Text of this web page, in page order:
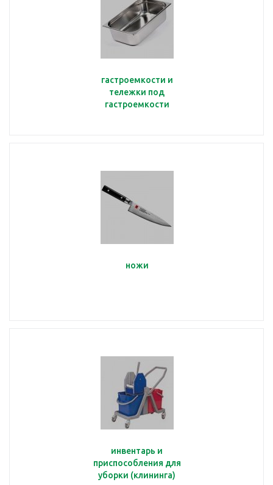
гастроемкости и
тележки под
гастроемкости
ножи
инвентарь и
приспособления для
уборки (клининга)